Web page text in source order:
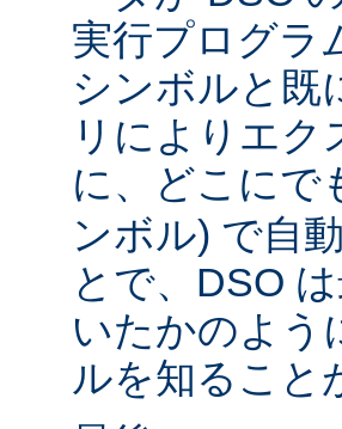
実行プログラ
シンボルと既
リによりエ
に、どこにで
ンボル) で自
とで、DSO
いたかのよう
ルを知ること